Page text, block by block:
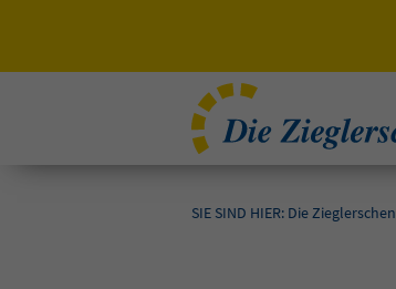
SIE SIND HIER: Die Zieglerschen